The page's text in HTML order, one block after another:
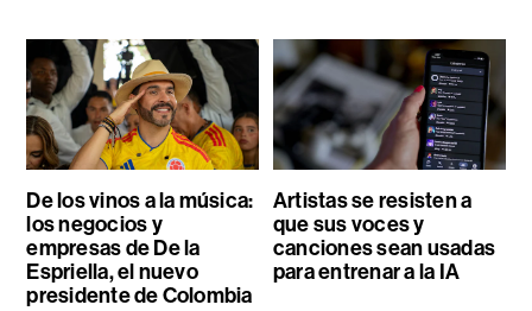
De los vinos a la música:
los negocios y
empresas de De la
Espriella, el nuevo
presidente de Colombia
Artistas se resisten a
que sus voces y
canciones sean usadas
para entrenar a la IA